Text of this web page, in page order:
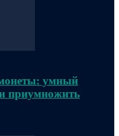
умный
приумножить